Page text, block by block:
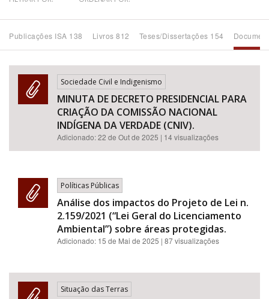
Subtema
Área de Levantamento
Área Protegida
BUSCAR
Publicações ISA 138 Livros 812 Teses/Dissertações 154
Sociedade Civil e Indigenismo
MINUTA DE DECRETO PRESIDENCIAL PARA
CRIAÇÃO DA COMISSÃO NACIONAL
INDÍGENA DA VERDADE (CNIV).
Adicionado:22 de Out de 2025 | 14 visualizações
Políticas Públicas
Análise dos impactos do Projeto de Lei n.
2.159/2021 (“Lei Geral do Licenciamento
Ambiental”) sobre áreas protegidas.
Adicionado: 15 de Mai de 2025 | 87 visualizações
Situação das Terras